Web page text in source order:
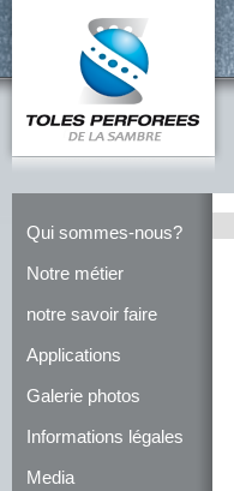
Qui sommes-nous?
Notre métier
notre savoir faire
Applications
Galerie photos
Informations légales
Media